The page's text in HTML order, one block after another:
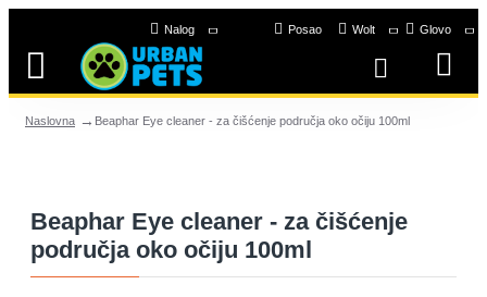
Nalog Posao Wolt Glovo
Naslovna Beaphar Eye cleaner - za čišćenje područja oko očiju 100ml
Beaphar Eye cleaner - za čišćenje
područja oko očiju 100ml